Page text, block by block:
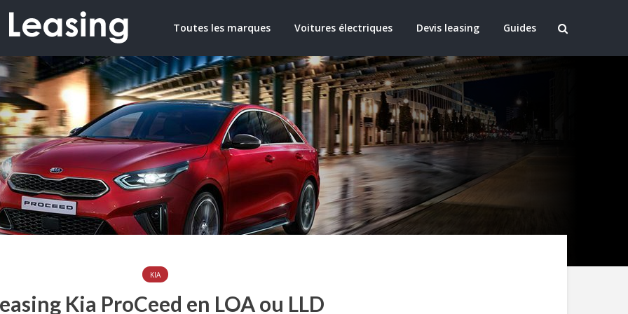
Toutes les marques Voitures électriques Devis leasing Guides
KIA
Kia ProCeed en LOA ou LLD